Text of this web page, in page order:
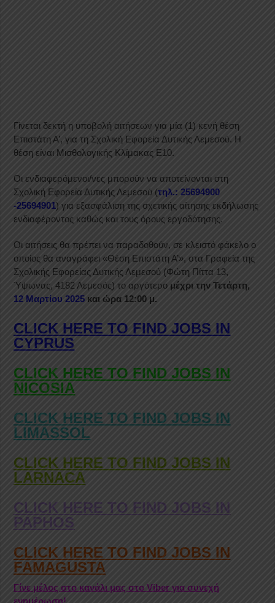
Γίνεται δεκτή η υποβολή αιτήσεων για μία (1) κενή θέση
Επιστάτη Α’, για τη Σχολική Εφορεία Δυτικής Λεμεσού. Η
θέση είναι Μισθολογικής Κλίμακας Ε10.
Οι ενδιαφερόμενοι/νες μπορούν να αποτείνονται στη
Σχολική Εφορεία Δυτικής Λεμεσού (τηλ.: 25694900
-25694901) για εξασφάλιση της σχετικής αίτησης εκδήλωσης
ενδιαφέροντος καθώς και τους όρους εργοδότησης.
Οι αιτήσεις θα πρέπει να παραδοθούν, σε κλειστό φάκελο ο
οποίος θα αναγράφει «Θέση Επιστάτη Α’», στα Γραφεία της
Σχολικής Εφορείας Δυτικής Λεμεσού (Φώτη Πίττα 13,
Ύψωνας, 4182 Λεμεσός) το αργότερο μέχρι την Τετάρτη,
12 Μαρτίου 2025 και ώρα 12:00 μ.
CLICK HERE TO FIND JOBS IN
CYPRUS
CLICK HERE TO FIND JOBS IN
NICOSIA
CLICK HERE TO FIND JOBS IN
LIMASSOL
CLICK HERE TO FIND JOBS IN
LARNACA
CLICK HERE TO FIND JOBS IN
PAPHOS
CLICK HERE TO FIND JOBS IN
FAMAGUSTA
Γίνε μέλος στο κανάλι μας στο Viber για συνεχή
ενημέρωση!